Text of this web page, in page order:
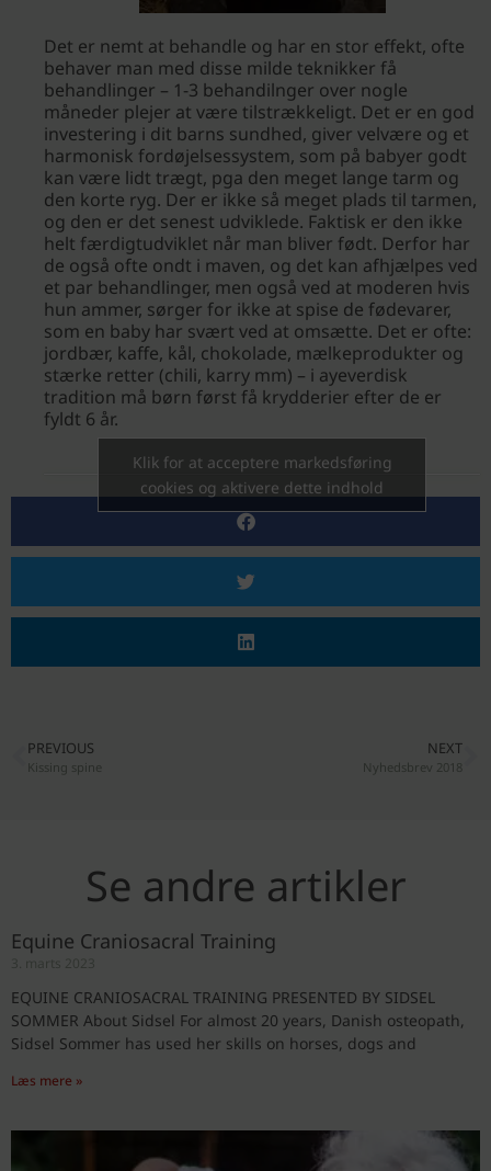
Det er nemt at behandle og har en stor effekt, ofte
behaver man med disse milde teknikker få
behandlinger – 1-3 behandilnger over nogle
måneder plejer at være tilstrækkeligt. Det er en god
investering i dit barns sundhed, giver velvære og et
harmonisk fordøjelsessystem, som på babyer godt
kan være lidt trægt, pga den meget lange tarm og
den korte ryg. Der er ikke så meget plads til tarmen,
og den er det senest udviklede. Faktisk er den ikke
helt færdigtudviklet når man bliver født. Derfor har
de også ofte ondt i maven, og det kan afhjælpes ved
et par behandlinger, men også ved at moderen hvis
hun ammer, sørger for ikke at spise de fødevarer,
som en baby har svært ved at omsætte. Det er ofte:
jordbær, kaffe, kål, chokolade, mælkeprodukter og
stærke retter (chili, karry mm) – i ayeverdisk
tradition må børn først få krydderier efter de er
fyldt 6 år.
Klik for at acceptere markedsføring
cookies og aktivere dette indhold
PREVIOUS
Kissing spine
NEXT
Nyhedsbrev 2018
Se andre artikler
Equine Craniosacral Training
3. marts 2023
EQUINE CRANIOSACRAL TRAINING PRESENTED BY SIDSEL
SOMMER About Sidsel For almost 20 years, Danish osteopath,
Sidsel Sommer has used her skills on horses, dogs and
Læs mere »